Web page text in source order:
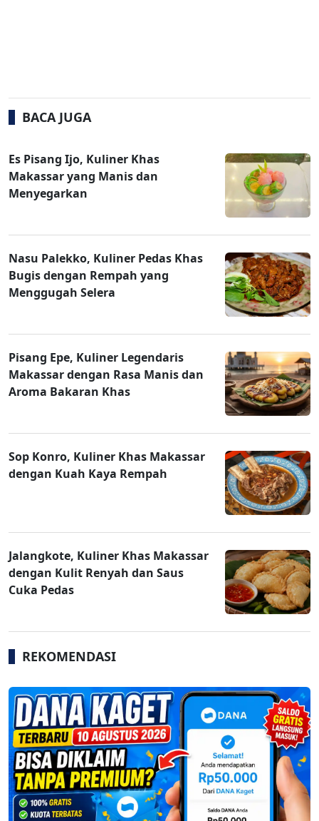
BACA JUGA
Es Pisang Ijo, Kuliner Khas
Makassar yang Manis dan
Menyegarkan
Nasu Palekko, Kuliner Pedas Khas
Bugis dengan Rempah yang
Menggugah Selera
Pisang Epe, Kuliner Legendaris
Makassar dengan Rasa Manis dan
Aroma Bakaran Khas
Sop Konro, Kuliner Khas Makassar
dengan Kuah Kaya Rempah
Jalangkote, Kuliner Khas Makassar
dengan Kulit Renyah dan Saus
Cuka Pedas
REKOMENDASI